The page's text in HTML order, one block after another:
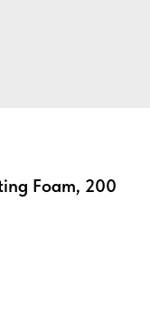
Foam, 200